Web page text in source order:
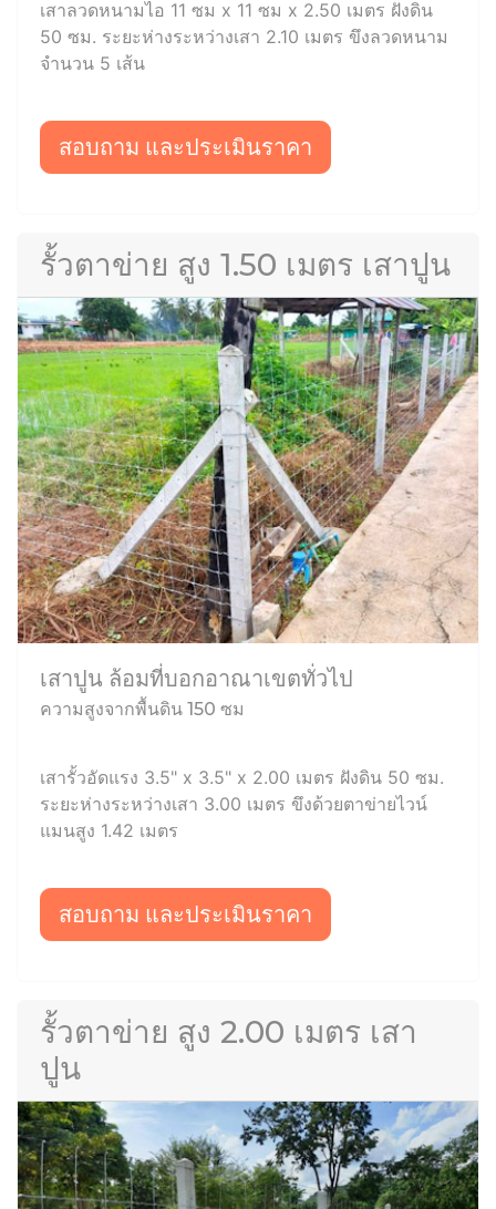
เสาลวดหนามไอ 11 ซม x 11 ซม x 2.50 เมตร ฝังดิน
50 ซม. ระยะห่างระหว่างเสา 2.10 เมตร ขึงลวดหนาม
จำนวน 5 เส้น
สอบถาม และประเมินราคา
รั้วตาข่าย สูง 1.50 เมตร เสาปูน
เสาปูน ล้อมที่บอกอาณาเขตทั่วไป
ความสูงจากพื้นดิน 150 ซม
เสารั้วอัดแรง 3.5" x 3.5" x 2.00 เมตร ฝังดิน 50 ซม.
ระยะห่างระหว่างเสา 3.00 เมตร ขึงด้วยตาข่ายไวน์
แมนสูง 1.42 เมตร
สอบถาม และประเมินราคา
รั้วตาข่าย สูง 2.00 เมตร เสา
ปูน